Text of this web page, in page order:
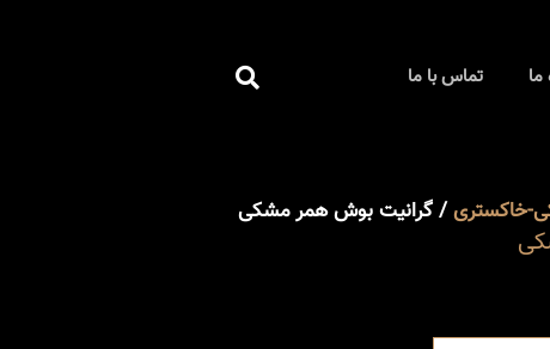
ما تماس با ما جستجو
کردن
خاکستری/ گرانیت بوش همر مشکی